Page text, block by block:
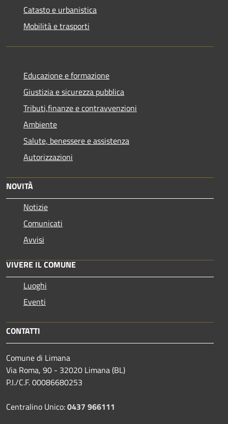
Catasto e urbanistica
Mobilità e trasporti
Educazione e formazione
Giustizia e sicurezza pubblica
Tributi,finanze e contravvenzioni
Ambiente
Salute, benessere e assistenza
Autorizzazioni
NOVITÀ
Notizie
Comunicati
Avvisi
VIVERE IL COMUNE
Luoghi
Eventi
CONTATTI
Comune di Limana
Via Roma, 90 - 32020 Limana (BL)
P.I./C.F. 00086680253
Centralino Unico:0437 966111